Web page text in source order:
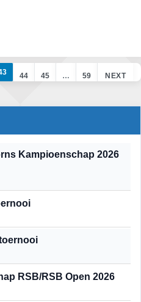
44 45 … 59 NEXT
Kampioenschap 2026
RSB/RSB Open 2026